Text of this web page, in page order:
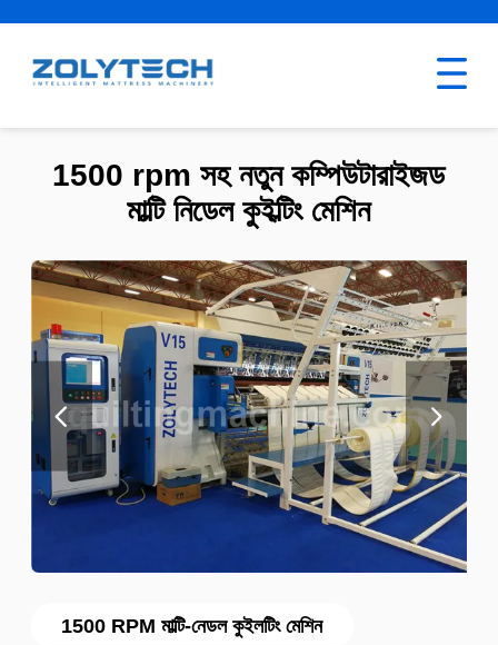
1500 RPM মাল্টি-নেডল কুইলটিং মেশিন
1500 rpm সহ নতুন কম্পিউটারাইজড
মাল্টি নিডেল কুইল্টিং মেশিন